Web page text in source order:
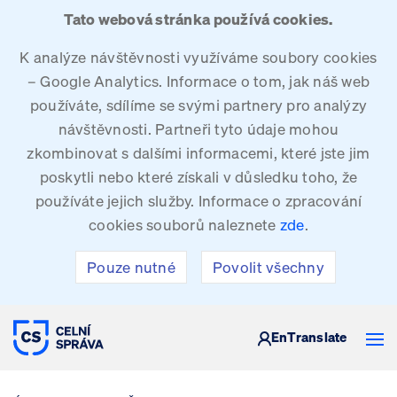
Tato webová stránka používá cookies.
K analýze návštěvnosti využíváme soubory cookies
– Google Analytics. Informace o tom, jak náš web
používáte, sdílíme se svými partnery pro analýzy
návštěvnosti. Partneři tyto údaje mohou
zkombinovat s dalšími informacemi, které jste jim
poskytli nebo které získali v důsledku toho, že
používáte jejich služby. Informace o zpracování
cookies souborů naleznete zde.
Pouze nutné Povolit všechny
CELNÍ SPRÁVA ČESKÉ REPUBLIKY
EnTranslate